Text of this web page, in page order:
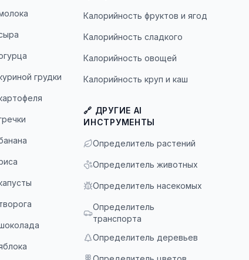
грудки
Калорийность фруктов и ягод
Калорийность сладкого
Калорийность овощей
Калорийность круп и каш
🔗 ДРУГИЕ AI
ИНСТРУМЕНТЫ
Определитель растений
Определитель животных
Определитель насекомых
Определитель
транспорта
Определитель деревьев